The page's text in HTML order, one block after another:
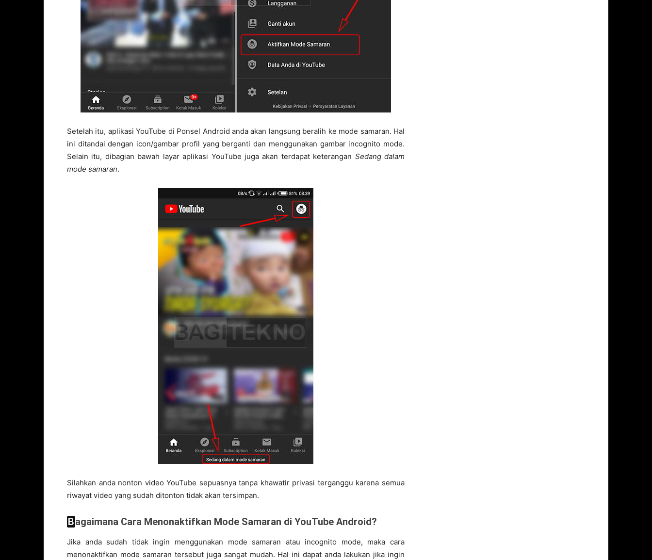
Setelah itu, aplikasi YouTube di Ponsel Android anda akan langsung beralih ke mode samaran. Hal
ini ditandai dengan icon/gambar profil yang berganti dan menggunakan gambar incognito mode.
Selain itu, dibagian bawah layar aplikasi YouTube juga akan terdapat keterangan Sedang dalam
mode samaran.
Silahkan anda nonton video YouTube sepuasnya tanpa khawatir privasi terganggu karena semua
riwayat video yang sudah ditonton tidak akan tersimpan.
Bagaimana Cara Menonaktifkan Mode Samaran di YouTube Android?
Jika anda sudah tidak ingin menggunakan mode samaran atau incognito mode, maka cara
menonaktifkan mode samaran tersebut juga sangat mudah. Hal ini dapat anda lakukan jika ingin